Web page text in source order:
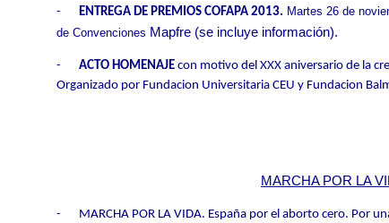
- ENTREGA DE PREMIOS COFAPA 2013. Martes 26 de
de Convenciones Mapfre (se incluye información).
- ACTO HOMENAJE con motivo del XXX aniversario de la
Organizado por Fundacion Universitaria CEU y Fundacion
MARCHA POR LA
- MARCHA POR LA VIDA. España por el aborto cero. Por